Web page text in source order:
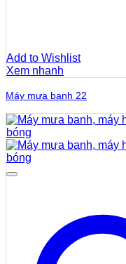
Add to Wishlist
Xem nhanh
Máy mưa banh 22